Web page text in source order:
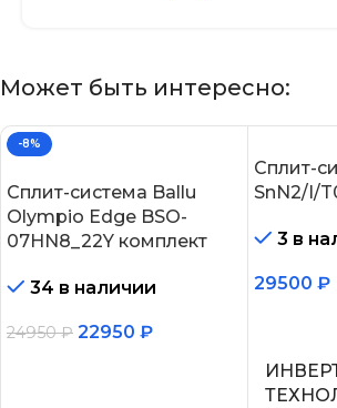
Может быть интересно:
-8%
Сплит-система Ballu
Olympio Edge BSO-
07HN8_22Y комплект
34 в наличии
24950₽ 22950 ₽
Сплит-
SnN2/I/
3 в
29500 ₽